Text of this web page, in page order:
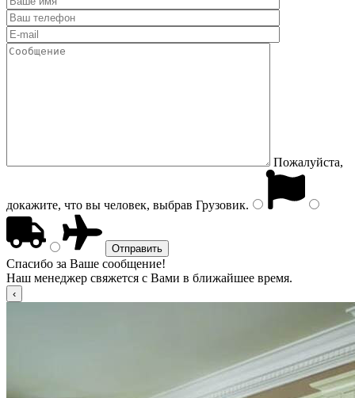
Пожалуйста,
докажите, что вы человек, выбрав Грузовик.
Спасибо за Ваше сообщение!
Наш менеджер свяжется с Вами в ближайшее время.